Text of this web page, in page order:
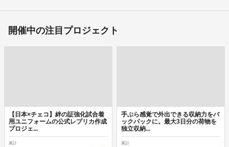
開催中の注目プロジェクト
【日本×チェコ】絆の証強化試合着
用ユニフォームの公式レプリカ作成
プロジェ...
累計
手ぶら感覚で外出できる収納力をバ
ックパックに。最大3日分の荷物を
独立収納...
累計